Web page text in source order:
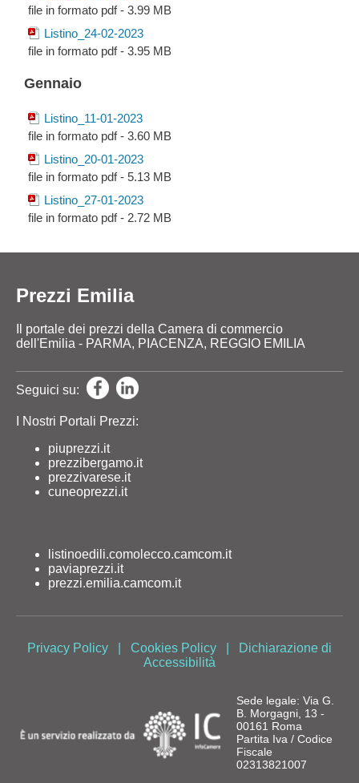
file in formato pdf - 3.99 MB
Listino_24-02-2023
file in formato pdf - 3.95 MB
Gennaio
Listino_11-01-2023
file in formato pdf - 3.60 MB
Listino_20-01-2023
file in formato pdf - 5.13 MB
Listino_27-01-2023
file in formato pdf - 2.72 MB
Prezzi Emilia
Il portale dei prezzi della Camera di commercio
dell'Emilia - PARMA, PIACENZA, REGGIO EMILIA
Seguici su:
I Nostri Portali Prezzi:
piuprezzi.it
prezzibergamo.it
prezzivarese.it
cuneoprezzi.it
listinoedili.comolecco.camcom.it
paviaprezzi.it
prezzi.emilia.camcom.it
Privacy Policy Cookies Policy
Dichiarazione di
Accessibilità
Sede legale: Via G.
B. Morgagni, 13 -
00161 Roma
Partita Iva / Codice
Fiscale
02313821007